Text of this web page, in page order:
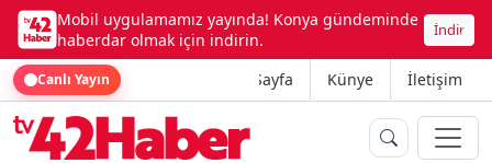
Mobil uygulamamız yayında! Konya gündeminde
haberdar olmak için indirin.
İndir
Canlı Yayın Ana Sayfa Künye İletişim